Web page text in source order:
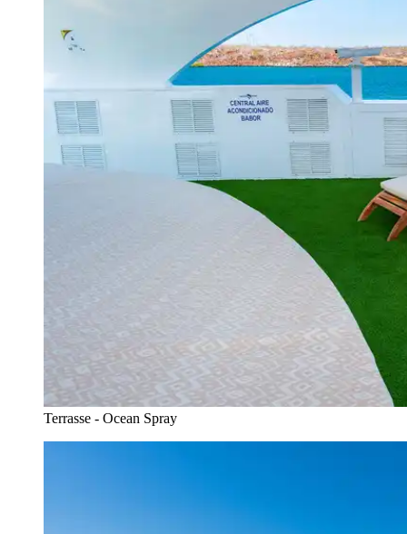
Terrasse - Ocean Spray